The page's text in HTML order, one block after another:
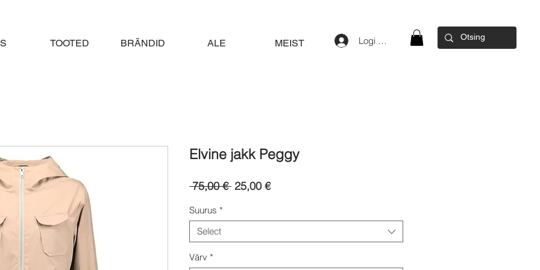
TOOTED BRÄNDID ALE MEIST Logi sisse
Elvine jakk Peggy
75,00 € Regular
25,00 €Sale
Suurus *
Select
Värv *